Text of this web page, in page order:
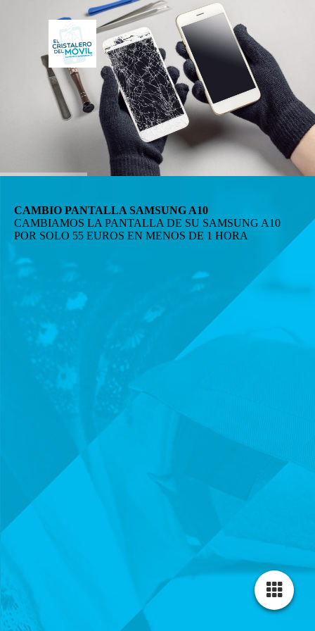
CAMBIO PANTALLA SAMSUNG A10
CAMBIAMOS LA PANTALLA DE SU SAMSUNG A10
POR SOLO 55 EUROS EN MENOS DE 1 HORA